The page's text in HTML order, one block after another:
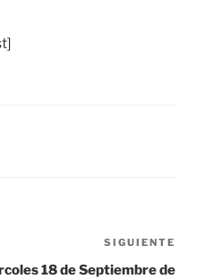
entrada
SIGUIENTE
18 de Septiembre de